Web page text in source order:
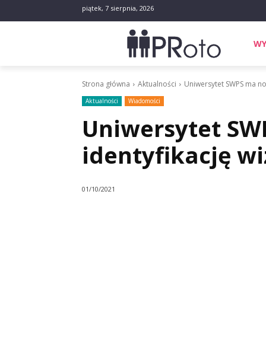
piątek, 7 sierpnia, 2026
Strona główna Aktualności Uniwersytet SWPS ma
Aktualności Wiadomości
Uniwersytet
identyfikację
01/10/2021